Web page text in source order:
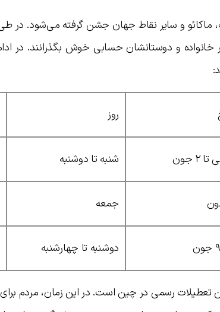
و سایر نقاط جهان جشن گرفته می‌شود. در
خانواده و دوستانشان حسابی خوش بگذرانند. در
روز
شنبه تا دوشنبه
جمعه
دوشنبه تا چهارشنبه
تعطیلات رسمی در چین است. در این زمان، مردم